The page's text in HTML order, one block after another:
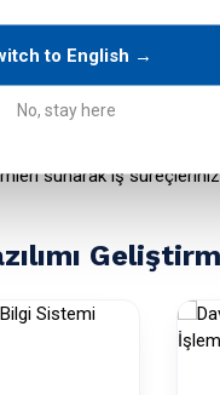
Geçin
uygun web
sunarak iş
to English →
No, stay here